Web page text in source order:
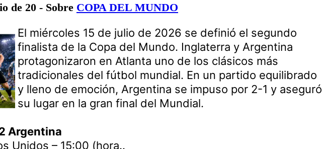
de 20 - Sobre COPA DEL MUNDO
El miércoles 15 de julio de 2026 se definió el segundo
finalista de la Copa del Mundo. Inglaterra y Argentina
protagonizaron en Atlanta uno de los clásicos más
tradicionales del fútbol mundial. En un partido equilibrado
y lleno de emoción, Argentina se impuso por 2-1 y aseguró
su lugar en la gran final del Mundial.
Argentina
Unidos – 15:00 (hora..